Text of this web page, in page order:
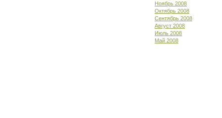
Ноябрь 2008
Октябрь 2008
Сентябрь 2008
Август 2008
Июль 2008
Май 2008